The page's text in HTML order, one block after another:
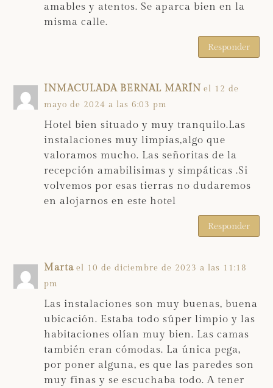
amables y atentos. Se aparca bien en la
misma calle.
Responder
INMACULADA BERNAL MARÍN el 12 de
mayo de 2024 a las 6:03 pm
Hotel bien situado y muy tranquilo.Las
instalaciones muy limpias,algo que
valoramos mucho. Las señoritas de la
recepción amabilisimas y simpáticas .Si
volvemos por esas tierras no dudaremos
en alojarnos en este hotel
Responder
Marta el 10 de diciembre de 2023 a las 11:18
pm
Las instalaciones son muy buenas, buena
ubicación. Estaba todo súper limpio y las
habitaciones olían muy bien. Las camas
también eran cómodas. La única pega,
por poner alguna, es que las paredes son
muy finas y se escuchaba todo. A tener